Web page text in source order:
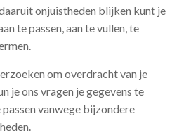
onjuistheden blijken kunt je
te passen, aan te vullen, te
om overdracht van je
je ons vragen je gegevens te
vanwege bijzondere